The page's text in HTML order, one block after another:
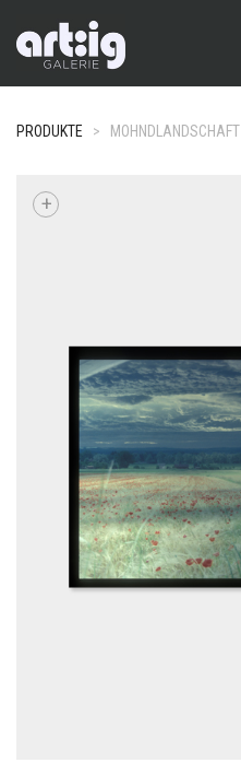
PRODUKTE > MOHNDLANDSCHAFT
+